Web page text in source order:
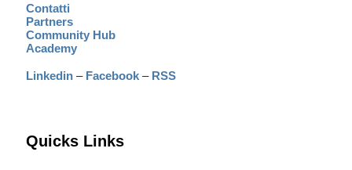
Contatti
Partners
Community Hub
Academy
Linkedin – Facebook – RSS
Quicks Links